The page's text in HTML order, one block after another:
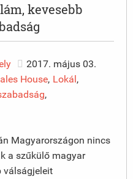
kevesebb
2017. május 03.
House, Lokál,
,
Magyarországon nincs
a szűkülő magyar
válságjeleit